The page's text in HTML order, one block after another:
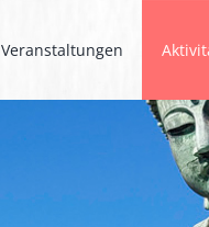
Veranstaltungen